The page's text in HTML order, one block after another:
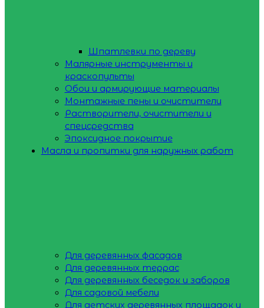
Шпатлевки по дереву
Малярные инструменты и
краскопульты
Обои и армирующие материалы
Монтажные пены и очистители
Растворители, очистители и
спецсредства
Эпоксидное покрытие
Масла и пропитки для наружных работ
Для деревянных фасадов
Для деревянных террас
Для деревянных беседок и заборов
Для садовой мебели
Для детских деревянных площадок и